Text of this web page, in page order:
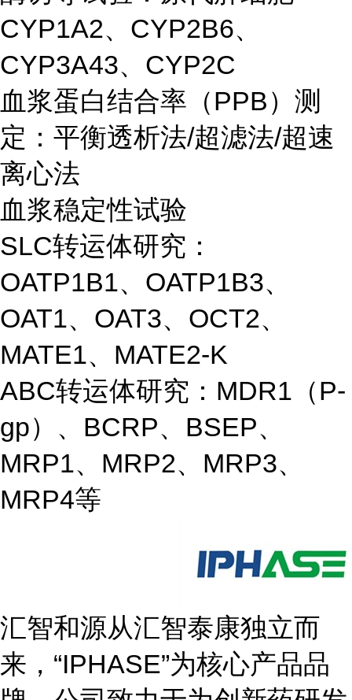
CYP1A2、CYP2B6、
CYP3A43、CYP2C
血浆蛋白结合率（PPB）测
定：平衡透析法/超滤法/超速
离心法
血浆稳定性试验
SLC转运体研究：
OATP1B1、OATP1B3、
OAT1、OAT3、OCT2、
MATE1、MATE2-K
ABC转运体研究：MDR1（P-
gp）、BCRP、BSEP、
MRP1、MRP2、MRP3、
MRP4等
汇智和源从汇智泰康独立而
来，“IPHASE”为核心产品品